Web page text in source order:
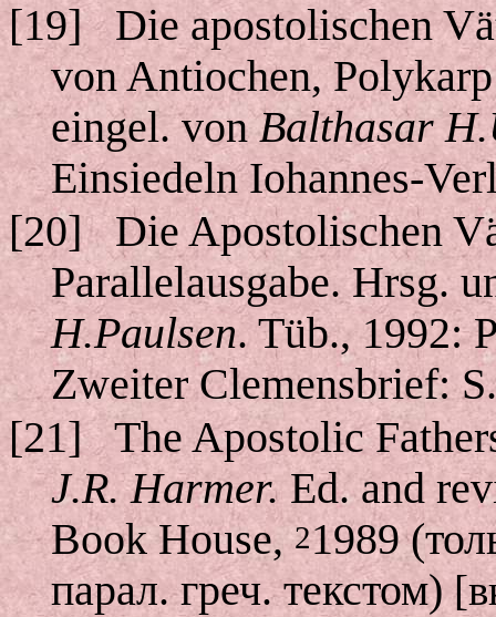
[19]
Die apostolischen
von Antiochen,
eingel. vonBalthasar
Einsiedeln Iohannes-
[20]
Die Apostolischen
Parallelausgabe. Hrsg.
H.Paulsen. Tüb., 1992:
Zweiter Clemensbrief:
[21]
The Apostolic
J.R. Harmer.Ed. and
Book House,21989
парал. греч. текстом)